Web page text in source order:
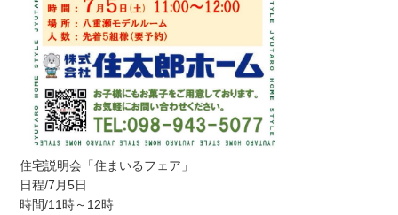
住宅説明会「住まいるフェア」
日程/7月5日
時間/11時～12時